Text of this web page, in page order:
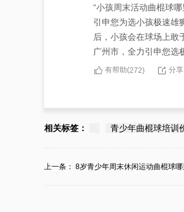
“小孩周末活动曲棍球
引申您为选小孩极速雄
后，小孩会在球场上敢
广州市，全力引申您选
有帮助(272) 分享
相关标签： 青少年曲棍球培训
上一条： 8岁青少年周末休闲运动曲棍球哪